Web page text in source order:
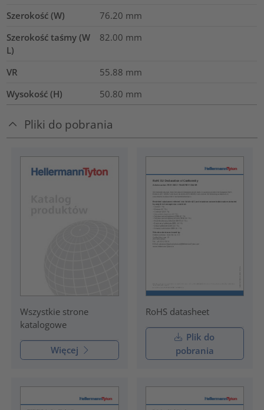
Szerokość (W) 76.20 mm
Szerokość taśmy (W
L)
82.00 mm
VR 55.88 mm
Wysokość (H)
50.80 mm
Pliki do pobrania
Wszystkie strone
katalogowe
Więcej
RoHS datasheet
Plik do
pobrania